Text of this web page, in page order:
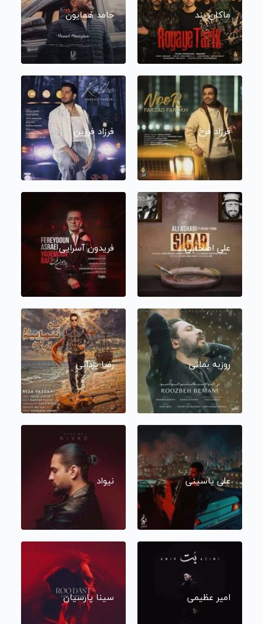
ماکان بند حامد همایون
فرزاد فرخ فرزاد فرزین
علی اصحابی فریدون آسرایی
روزبه بمانی رضا یزدانی
علی یاسینی نیواد
امیر عظیمی سینا پارسیان